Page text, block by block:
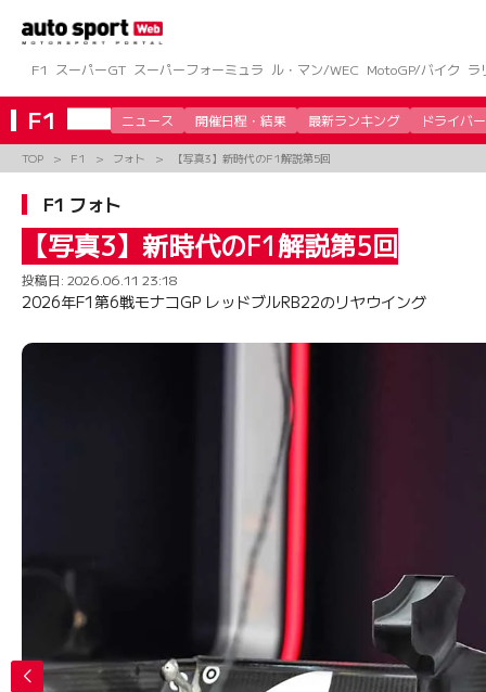
ツ
へ
ス
キ
ッ
F1 スーパーGT スーパーフォーミュラ ル・マン/WEC MotoGP/バイク ラ
F1 ニュース 開催日程・結果 最新ランキング ドライバー
TOP F1 フォト 【写真3】新時代のF1解説第5回
F1 フォト
【写真3】新時代のF1解説第5回
投稿日: 2026.06.11 23:18
2026年F1第6戦モナコGP レッドブルRB22のリヤウイング